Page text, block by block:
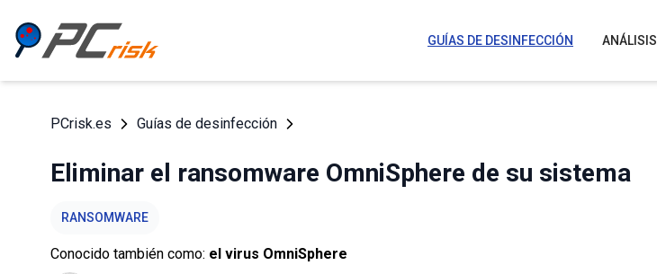
GUÍAS DE DESINFECCIÓN ANÁLISIS
PCrisk.es Guías de desinfección
Eliminar el ransomware OmniSphere de su sistema
RANSOMWARE
Conocido también como: el virus OmniSphere